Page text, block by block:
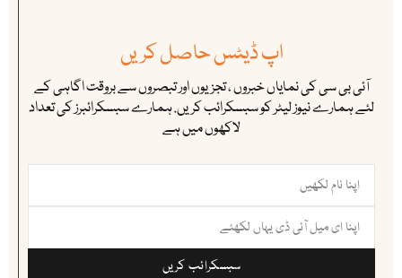
اپ ڈیٹس حاصل کریں
آئی بی سی کی نمایاں خبروں ، تجزیوں اور تبصروں سے بروقت اگاہی کے
لئے ہمارے نیوز لیٹر کو سبسکرائب کریں. ہمارے سبسکرائبرز کی تعداد
لاکھوں میں ہے
سبسکرائب کریں